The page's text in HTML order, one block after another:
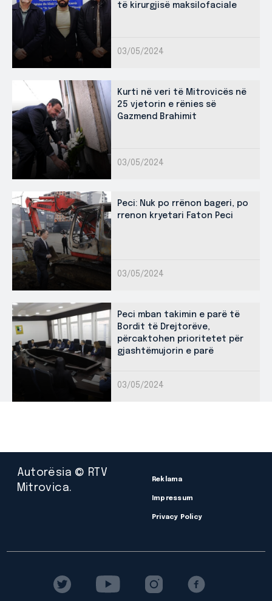
të kirurgjisë maksilofaciale
03/05/2024
Kurti në veri të Mitrovicës në
25 vjetorin e rënies së
Gazmend Brahimit
03/05/2024
Peci: Nuk po rrënon bageri, po
rrenon kryetari Faton Peci
03/05/2024
Peci mban takimin e parë të
Bordit të Drejtorëve,
përcaktohen prioritetet për
gjashtëmujorin e parë
03/05/2024
Autorësia © RTV
Mitrovica.
Reklama
Impressum
Privacy Policy